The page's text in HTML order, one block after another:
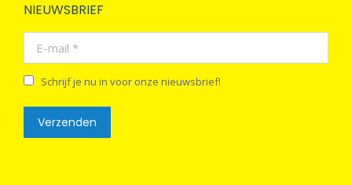
NIEUWSBRIEF
E-mail *
Schrijf je nu in voor onze nieuwsbrief!
Verzenden